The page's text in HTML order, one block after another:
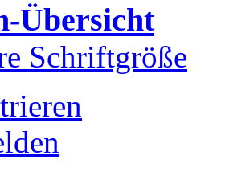
Übersicht
Schriftgröße